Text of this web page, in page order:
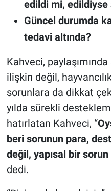
edildi mi, edildiyse
Güncel durumda
tedavi altında?
Kahveci,
ilişkin değil,
sorunlara da dikkat
yılda sürekli
hatırlatan Kahveci, “
beri sorunun para,
değil, yapısal bir
dedi.